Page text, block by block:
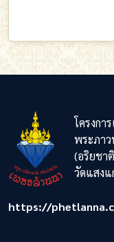
โครงกา
พระภา
(อริยชา
วัดแสง
https://